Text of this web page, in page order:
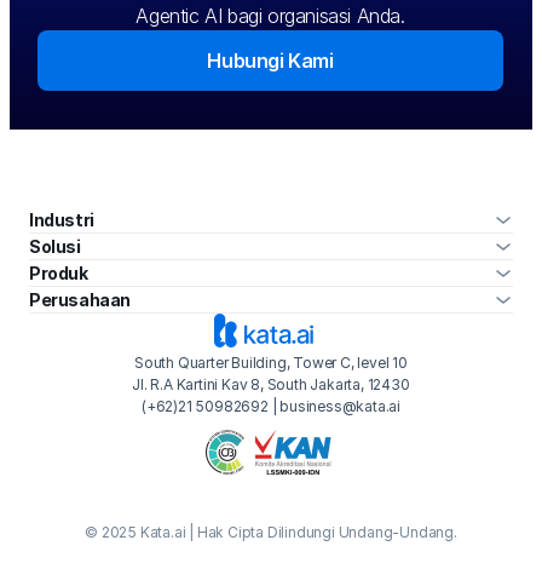
Agentic AI bagi organisasi Anda.
Hubungi Kami
Industri
Produk
Perusahaan
Solusi
South Quarter Building, Tower C, level 10
Jl. R.A Kartini Kav 8, South Jakarta, 12430
(+62)21 50982692 | business@kata.ai
© 2025 Kata.ai | Hak Cipta Dilindungi Undang-Undang.